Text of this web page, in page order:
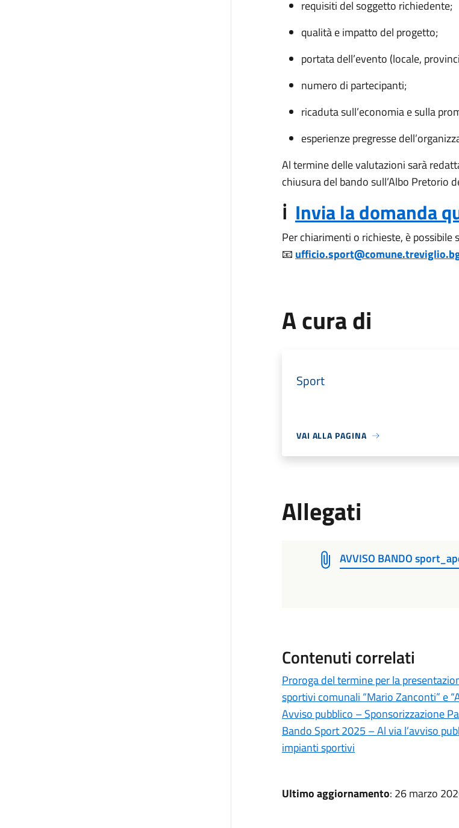
requisiti del soggetto richiedente;
qualità e impatto del progetto;
portata dell’evento (locale,
numero di partecipanti;
ricaduta sull’economia e sulla
esperienze pregresse
Al termine delle valutazioni sarà
chiusura del bando sull’Albo Pretorio
ℹ️ Invia la domanda
Per chiarimenti o richieste, è possibile
📧
A cura di
Sport
VAI ALLA PAGINA
Allegati
AVVISO BANDO
Contenuti correlati
Proroga del termine per la
sportivi comunali “Mario Zanconti” e
Avviso pubblico – Sponsorizzazione
Bando Sport 2025 – Al via l’avviso
impianti sportivi
Ultimo aggiornamento: 26 marzo